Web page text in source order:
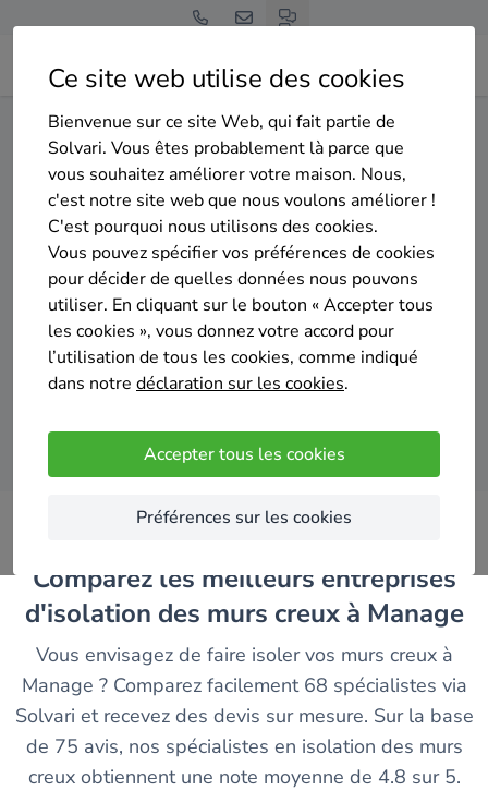
Ce site web utilise des cookies
Bienvenue sur ce site Web, qui fait partie de
Solvari. Vous êtes probablement là parce que
vous souhaitez améliorer votre maison. Nous,
c'est notre site web que nous voulons améliorer !
C'est pourquoi nous utilisons des cookies.
Vous pouvez spécifier vos préférences de cookies
pour décider de quelles données nous pouvons
utiliser. En cliquant sur le bouton « Accepter tous
les cookies », vous donnez votre accord pour
l’utilisation de tous les cookies, comme indiqué
dans notre déclaration sur les cookies.
Accepter tous les cookies
Préférences sur les cookies
Home Isolation des murs creux Hainaut Manage
Gratuit et sans engagement
Top 20 des entreprises
d'isolation des murs creux à
Manage
Comparer des devis
Comparez les meilleurs entreprises
d'isolation des murs creux à Manage
Vous envisagez de faire isoler vos murs creux à
Manage ? Comparez facilement 68 spécialistes via
Solvari et recevez des devis sur mesure. Sur la base
de 75 avis, nos spécialistes en isolation des murs
creux obtiennent une note moyenne de 4.8 sur 5.